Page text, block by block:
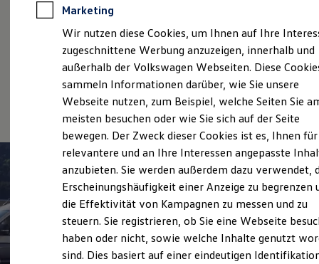
Reparatur & Service
Sommer-Special
Reparatur, Pflege & Inspektion
Servicetermin anfragen
Service-Vorteile bei Volkswagen Nutzfahrzeuge
ServicePlus
Economy Service
Räder & Reifen Service
Ersatzfahrzeuge
Notdienst und Pannenhilfe
Software, Konnektivität & Apps
California App
VW Connect für Ihren Transporter/Caravelle
VW Connect für Ihren Amarok
VW Connect für andere Modelle
Fleet Interface Data
Multistop Pathfinder
Übersicht Software Updates
Überblick
Service
Volkswagen Economy
Service
Marketing
Wir nutzen diese Cookies, um Ihnen auf Ihre
zugeschnittene Werbung anzuzeigen, innerhalb und
außerhalb der Volkswagen Webseiten. Diese
sammeln Informationen darüber, wie Sie unsere
Webseite nutzen, zum Beispiel, welche Seiten Sie
meisten besuchen oder wie Sie sich auf der Seite
bewegen. Der Zweck dieser Cookies ist es, Ihnen für
relevantere und an Ihre Interessen angepasste
anzubieten. Sie werden außerdem dazu verwendet,
Erscheinungshäufigkeit einer Anzeige zu begrenzen
die Effektivität von Kampagnen zu messen und zu
steuern. Sie registrieren, ob Sie eine Webseite
haben oder nicht, sowie welche Inhalte genutzt
sind. Dies basiert auf einer eindeutigen